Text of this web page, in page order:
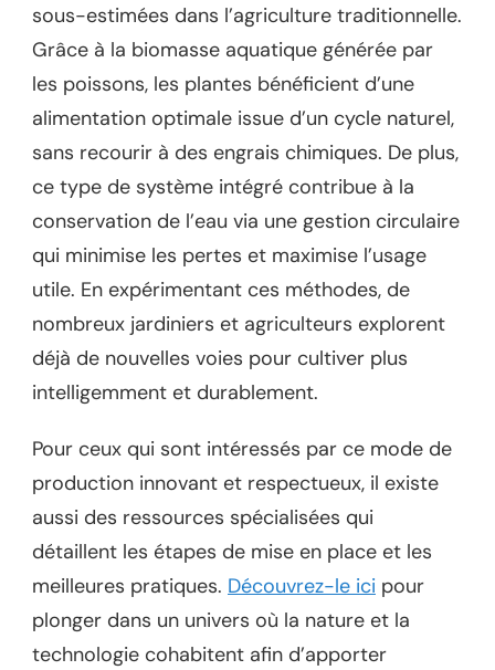
sous-estimées dans l’agriculture traditionnelle.
Grâce à la biomasse aquatique générée par
les poissons, les plantes bénéficient d’une
alimentation optimale issue d’un cycle naturel,
sans recourir à des engrais chimiques. De plus,
ce type de système intégré contribue à la
conservation de l’eau via une gestion circulaire
qui minimise les pertes et maximise l’usage
utile. En expérimentant ces méthodes, de
nombreux jardiniers et agriculteurs explorent
déjà de nouvelles voies pour cultiver plus
intelligemment et durablement.
Pour ceux qui sont intéressés par ce mode de
production innovant et respectueux, il existe
aussi des ressources spécialisées qui
détaillent les étapes de mise en place et les
meilleures pratiques. Découvrez-le ici pour
plonger dans un univers où la nature et la
technologie cohabitent afin d’apporter